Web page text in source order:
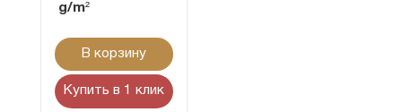
g/m²
В корзину
Купить в 1 клик